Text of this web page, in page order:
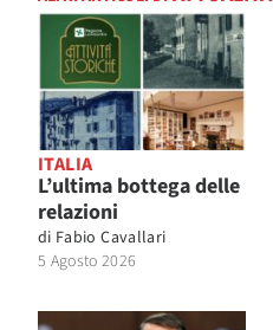
ITALIA
L’ultima bottega delle
relazioni
di Fabio Cavallari
5 Agosto 2026